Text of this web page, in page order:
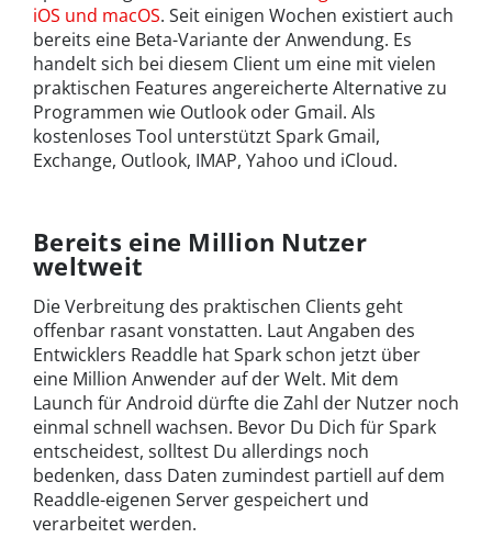
iOS und macOS. Seit einigen Wochen existiert auch
bereits eine Beta-Variante der Anwendung. Es
handelt sich bei diesem Client um eine mit vielen
praktischen Features angereicherte Alternative zu
Programmen wie Outlook oder Gmail. Als
kostenloses Tool unterstützt Spark Gmail,
Exchange, Outlook, IMAP, Yahoo und iCloud.
Bereits eine Million Nutzer
weltweit
Die Verbreitung des praktischen Clients geht
offenbar rasant vonstatten. Laut Angaben des
Entwicklers Readdle hat Spark schon jetzt über
eine Million Anwender auf der Welt. Mit dem
Launch für Android dürfte die Zahl der Nutzer noch
einmal schnell wachsen. Bevor Du Dich für Spark
entscheidest, solltest Du allerdings noch
bedenken, dass Daten zumindest partiell auf dem
Readdle-eigenen Server gespeichert und
verarbeitet werden.